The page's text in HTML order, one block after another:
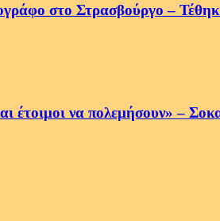
στο Στρασβούργο –
έτοιμοι να πολεμήσουν» –